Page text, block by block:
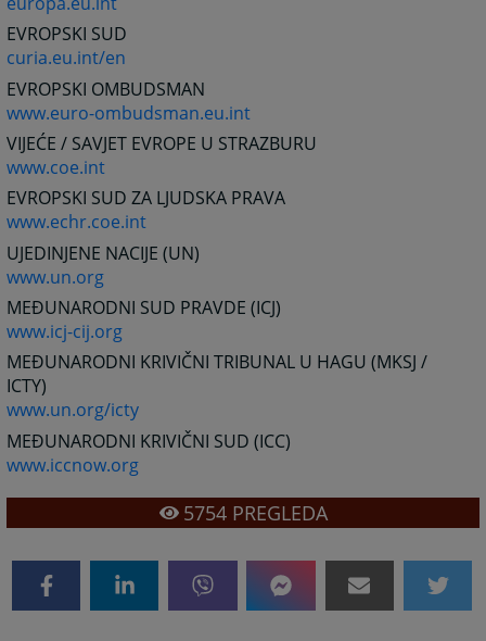
EVROPSKI SUD
curia.eu.int/en
EVROPSKI OMBUDSMAN
www.euro-ombudsman.eu.int
VIJEĆE / SAVJET EVROPE U STRAZBURU
www.coe.int
EVROPSKI SUD ZA LJUDSKA PRAVA
www.echr.coe.int
UJEDINJENE NACIJE (UN)
www.un.org
MEĐUNARODNI SUD PRAVDE (ICJ)
www.icj-cij.org
MEĐUNARODNI KRIVIČNI TRIBUNAL U HAGU (MKSJ /
ICTY)
www.un.org/icty
MEĐUNARODNI KRIVIČNI SUD (ICC)
www.iccnow.org
5754PREGLEDA